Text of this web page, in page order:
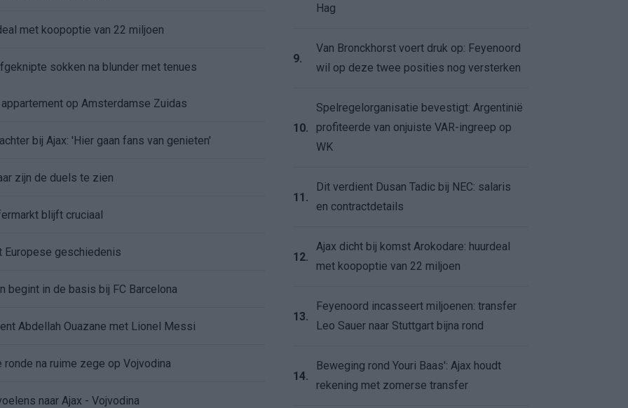
met koopoptie van 22 miljoen
sokken na blunder met tenues
op Amsterdamse Zuidas
bij Ajax: 'Hier gaan fans van genieten'
zijn de duels te zien
blijft cruciaal
Europese geschiedenis
begint in de basis bij FC Barcelona
Abdellah Ouazane met Lionel Messi
na ruime zege op Vojvodina
naar Ajax - Vojvodina
Hag
9.
Van Bronckhorst voert druk op: Feyenoord
wil op deze twee posities nog versterken
10.
Spelregelorganisatie bevestigt: Argentinië
profiteerde van onjuiste VAR-ingreep op
WK
11.
Dit verdient Dusan Tadic bij NEC: salaris
en contractdetails
12.
Ajax dicht bij komst Arokodare: huurdeal
met koopoptie van 22 miljoen
13.
Feyenoord incasseert miljoenen: transfer
Leo Sauer naar Stuttgart bijna rond
14.
Beweging rond Youri Baas': Ajax houdt
rekening met zomerse transfer